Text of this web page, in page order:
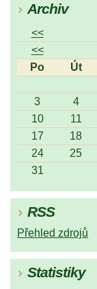
Archiv
<<
<<
Po
Út
3
4
10
11
17
18
24
25
31
RSS
Přehled zdrojů
Statistiky